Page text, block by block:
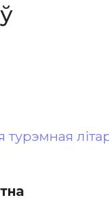
турэмная